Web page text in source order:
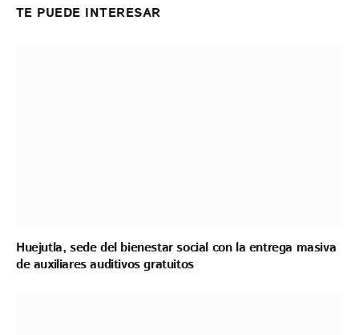
TE PUEDE INTERESAR
Huejutla, sede del bienestar social con la entrega masiva
de auxiliares auditivos gratuitos